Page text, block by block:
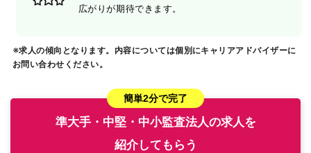
広がりが期待できます。
※求人の傾向となります。内容については個別にキャリアアドバイザーに
お問い合わせください。
簡単2分で完了
準大手・中堅・中小監査法人の求人を
紹介してもらう